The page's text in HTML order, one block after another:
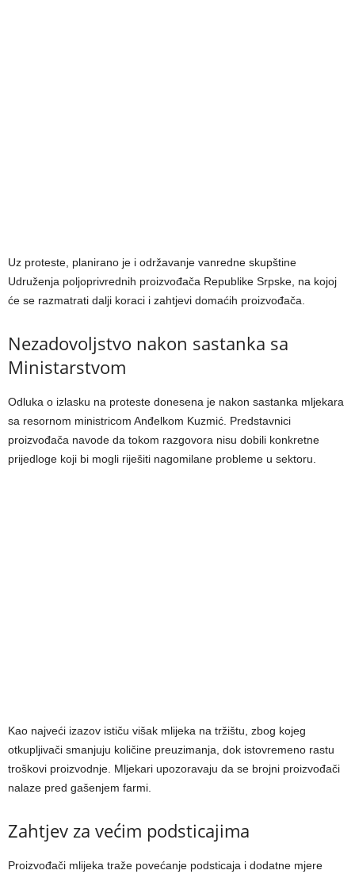
Uz proteste, planirano je i održavanje vanredne skupštine
Udruženja poljoprivrednih proizvođača Republike Srpske, na kojoj
će se razmatrati dalji koraci i zahtjevi domaćih proizvođača.
Nezadovoljstvo nakon sastanka sa
Ministarstvom
Odluka o izlasku na proteste donesena je nakon sastanka mljekara
sa resornom ministricom Anđelkom Kuzmić. Predstavnici
proizvođača navode da tokom razgovora nisu dobili konkretne
prijedloge koji bi mogli riješiti nagomilane probleme u sektoru.
Kao najveći izazov ističu višak mlijeka na tržištu, zbog kojeg
otkupljivači smanjuju količine preuzimanja, dok istovremeno rastu
troškovi proizvodnje. Mljekari upozoravaju da se brojni proizvođači
nalaze pred gašenjem farmi.
Zahtjev za većim podsticajima
Proizvođači mlijeka traže povećanje podsticaja i dodatne mjere